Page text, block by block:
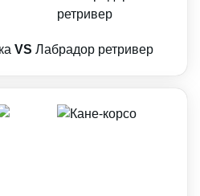
VS Лабрадор ретривер